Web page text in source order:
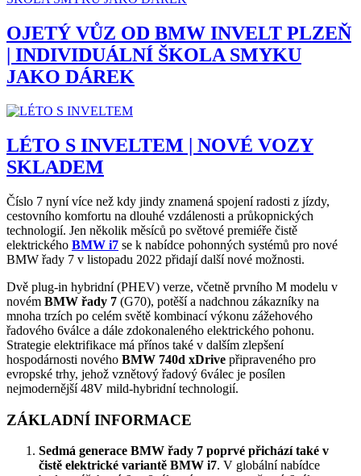
OJETÝ VŮZ OD BMW INVELT PLZEŇ
| INDIVIDUÁLNÍ ŠKOLA SMYKU
JAKO DÁREK
LÉTO S INVELTEM | NOVÉ VOZY
SKLADEM
Číslo 7 nyní více než kdy jindy znamená spojení radosti z jízdy,
cestovního komfortu na dlouhé vzdálenosti a průkopnických
technologií. Jen několik měsíců po světové premiéře čistě
elektrického BMW i7 se k nabídce pohonných systémů pro nové
BMW řady 7 v listopadu 2022 přidají další nové možnosti.
Dvě plug-in hybridní (PHEV) verze, včetně prvního M modelu v
novém BMW řady 7 (G70), potěší a nadchnou zákazníky na
mnoha trzích po celém světě kombinací výkonu zážehového
řadového 6válce a dále zdokonaleného elektrického pohonu.
Strategie elektrifikace má přínos také v dalším zlepšení
hospodárnosti nového BMW 740d xDrive připraveného pro
evropské trhy, jehož vznětový řadový 6válec je posílen
nejmodernější 48V mild-hybridní technologií.
ZÁKLADNÍ INFORMACE
Sedmá generace BMW řady 7 poprvé přichází také v
čistě elektrické variantě BMW i7. V globální nabídce